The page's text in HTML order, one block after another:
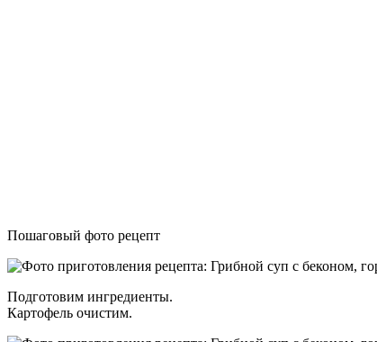
Пошаговый фото рецепт
Подготовим ингредиенты.
Картофель очистим.